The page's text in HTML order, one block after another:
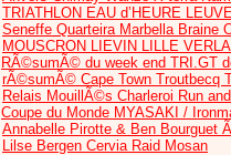
TRIATHLON EAU d’HEURE
Seneffe Quarteira Marbella Braine
MOUSCRON LIEVIN LILLE
RÃ©sumÃ© du week end TRI.GT
rÃ©sumÃ© Cape Town Troutbecq
Relais MouillÃ©s Charleroi Run
Coupe du Monde MYASAKI /
Annabelle Pirotte & Ben Bourguet
Lilse Bergen Cervia Raid Mosan